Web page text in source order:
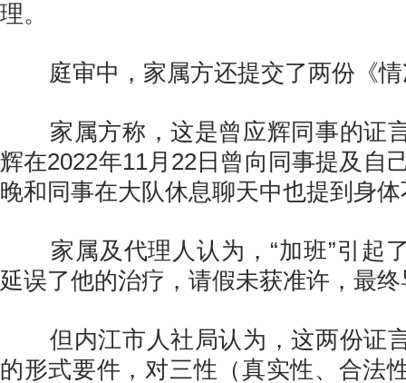
理。
庭审中，家属方还提交了两份《情
家属方称，这是曾应辉同事的证
辉在2022年11月22日曾向同事提及自
晚和同事在大队休息聊天中也提到身
家属及代理人认为，“加班”引起
延误了他的治疗，请假未获准许，最
但内江市人社局认为，这两份证
的形式要件，对三性（真实性、合法